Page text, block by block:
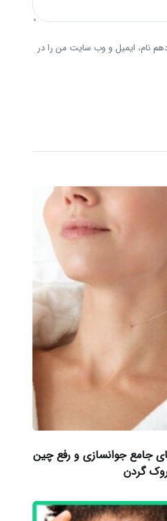
نام، ایمیل و وب سایت من را در
جامع جوانسازی و رفع چین
گردن